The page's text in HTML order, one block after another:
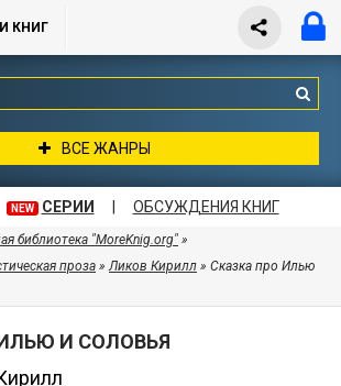
КНИГ
ВСЕ ЖАНРЫ
NEW СЕРИИ ОБСУЖДЕНИЯ КНИГ
библиотека "MoreKnig.org" »
проза »Ликов Кирилл » Сказка про Илью
И СОЛОВЬЯ